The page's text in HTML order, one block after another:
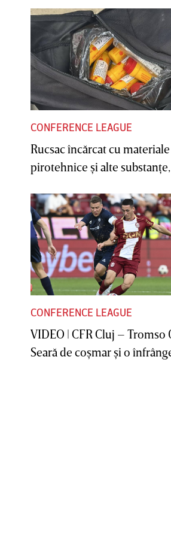
CONFERENCE LEAGUE
Rucsac încărcat cu materiale
pirotehnice şi alte substanţe,
CONFERENCE LEAGUE
VIDEO | CFR Cluj – Tromso
Seară de coşmar şi o